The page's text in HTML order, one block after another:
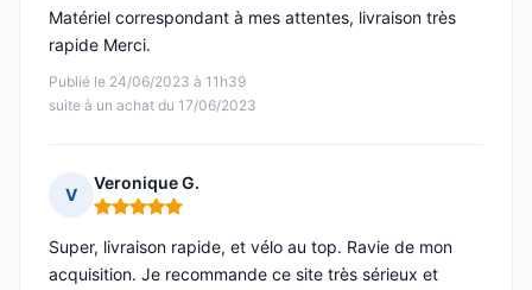
Publié le 24/06/2023 à 11h39
suite à un achat du 17/06/2023
Matériel correspondant à mes attentes, livraison très
rapide Merci.
V
Veronique G.
Note : 5 sur 5
Super, livraison rapide, et vélo au top. Ravie de mon
acquisition. Je recommande ce site très sérieux et